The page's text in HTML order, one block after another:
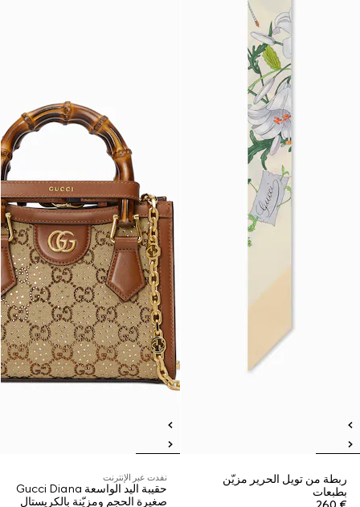
ربطة من تويل الحرير مزيّن
بطبعات
نفدت عبر الإنترنت
حقيبة اليد الواسعة Gucci Diana
صغيرة الحجم ومزيّنة بالكريستال